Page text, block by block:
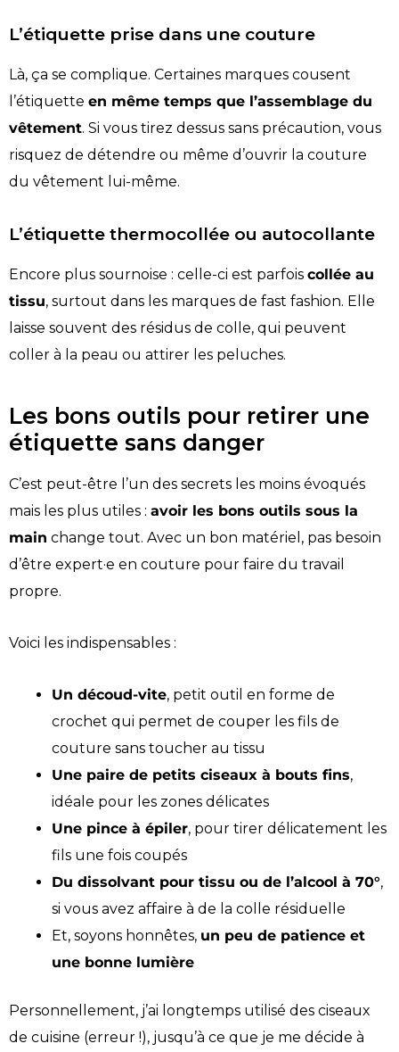
L’étiquette prise dans une couture
Là, ça se complique. Certaines marques cousent
l’étiquette en même temps que l’assemblage du
vêtement. Si vous tirez dessus sans précaution, vous
risquez de détendre ou même d’ouvrir la couture
du vêtement lui-même.
L’étiquette thermocollée ou autocollante
Encore plus sournoise : celle-ci est parfois collée au
tissu, surtout dans les marques de fast fashion. Elle
laisse souvent des résidus de colle, qui peuvent
coller à la peau ou attirer les peluches.
Les bons outils pour retirer une
étiquette sans danger
C’est peut-être l’un des secrets les moins évoqués
mais les plus utiles : avoir les bons outils sous la
main change tout. Avec un bon matériel, pas besoin
d’être expert·e en couture pour faire du travail
propre.
Voici les indispensables :
Un découd-vite, petit outil en forme de
crochet qui permet de couper les fils de
couture sans toucher au tissu
Une paire de petits ciseaux à bouts fins,
idéale pour les zones délicates
Une pince à épiler, pour tirer délicatement les
fils une fois coupés
Du dissolvant pour tissu ou de l’alcool à 70°,
si vous avez affaire à de la colle résiduelle
Et, soyons honnêtes, un peu de patience et
une bonne lumière
Personnellement, j’ai longtemps utilisé des ciseaux
de cuisine (erreur !), jusqu’à ce que je me décide à